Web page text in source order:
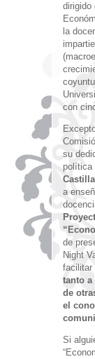
dirigido
la
con
su
política
a
de
Night
facilitar
tanto a
de
el
Si